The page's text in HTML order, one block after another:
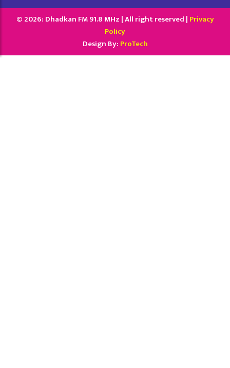
© 2026: Dhadkan FM 91.8 MHz | All right reserved | Privacy
Policy
Design By: ProTech